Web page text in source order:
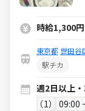
時給1,300円
東京都 世田谷
駅チカ
週2日以上
1
09:00